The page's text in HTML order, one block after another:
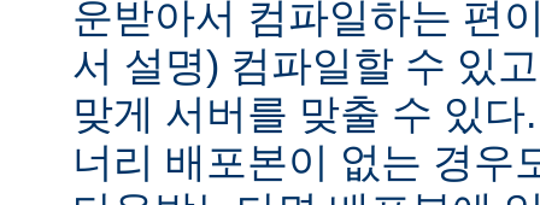
운받아서 컴파일하는 편
서 설명) 컴파일할 수 있
맞게 서버를 맞출 수 있
너리 배포본이 없는 경우